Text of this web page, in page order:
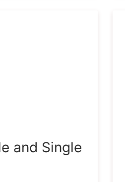
and Single